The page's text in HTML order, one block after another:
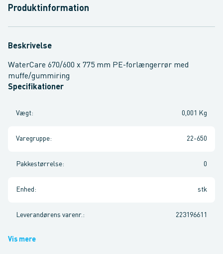
Produktinformation
Beskrivelse
WaterCare 670/600 x 775 mm PE-forlængerrør med
muffe/gummiring
Specifikationer
Vægt: 0,001 Kg
Varegruppe: 22-650
Pakkestørrelse: 0
Enhed : stk
Leverandørens varenr. : 223196611
Vis mere